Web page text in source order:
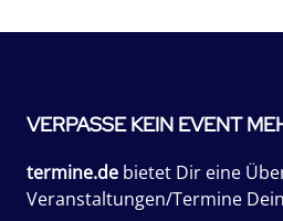
VERPASSE KEIN EVENT
termine.de bietet Dir eine
Veranstaltungen/Termine